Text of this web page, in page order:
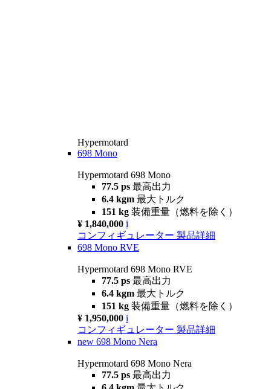
Hypermotard
698 Mono
Hypermotard 698 Mono
77.5 ps 最高出力
6.4 kgm 最大トルク
151 kg 装備重量（燃料を除く）
¥ 1,840,000 i
コンフィギュレーター 製品詳細
698 Mono RVE
Hypermotard 698 Mono RVE
77.5 ps 最高出力
6.4 kgm 最大トルク
151 kg 装備重量（燃料を除く）
¥ 1,950,000 i
コンフィギュレーター 製品詳細
new 698 Mono Nera
Hypermotard 698 Mono Nera
77.5 ps 最高出力